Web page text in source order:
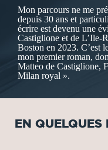
Mon parcours ne me
depuis 30 ans et
écrire est devenu une
Castiglione et de L’Ile-
Boston en 2023. C’est
mon premier roman,
Matteo de Castiglione,
Milan royal ».
EN QUELQUES